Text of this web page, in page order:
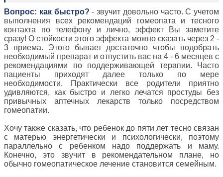
Вопрос: как быстро? - звучит довольно часто. С учетом
выполнения всех рекомендаций гомеопата и тесного
контакта по телефону и лично, эффект Вы заметите
сразу! О стойкости этого эффекта можно сказать через 2 -
3 приема. Этого бывает достаточно чтобы подобрать
необходимый препарат и отпустить вас на 4 - 6 месяцев с
рекомендациями по поддерживающей терапии. Часто
пациенты приходят далее только по мере
необходимости. Практически все родители приятно
удивляются, как быстро и легко лечатся простуды без
привычных аптечных лекарств только посредством
гомеопатии.
Хочу также сказать, что ребенок до пяти лет тесно связан
с матерью энергетически и психологически, поэтому
параллельно с ребенком надо поддержать и маму.
Конечно, это звучит в рекомендательном плане, но
обычно гомеопатическое лечение становится семейным.